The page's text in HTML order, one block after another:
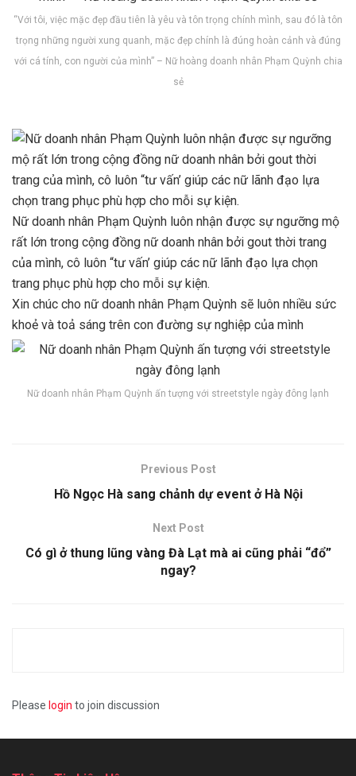
“Với tôi, việc mặc đẹp đầu tiên là yêu và tôn trọng chính mình, sau đó là tôn
trọng những người xung quanh, mặc đẹp chính là đúng hoàn cảnh và đúng
với cá tính, con người của mình” – Nữ hoàng doanh nhân Phạm Quỳnh chia
sẻ
Nữ doanh nhân Phạm Quỳnh luôn nhận được sự ngưỡng mộ
rất lớn trong cộng đồng nữ doanh nhân bởi gout thời trang
của mình, cô luôn “tư vấn’ giúp các nữ lãnh đạo lựa chọn
trang phục phù hợp cho mỗi sự kiện.
Xin chúc cho nữ doanh nhân Phạm Quỳnh sẽ luôn nhiều sức
khoẻ và toả sáng trên con đường sự nghiệp của mình
Nữ doanh nhân Phạm Quỳnh ấn tượng với streetstyle ngày đông lạnh
Previous Post
Hồ Ngọc Hà sang chảnh dự event ở Hà Nội
Next Post
Có gì ở thung lũng vàng Đà Lạt mà ai cũng phải “đổ”
ngay?
Please login to join discussion